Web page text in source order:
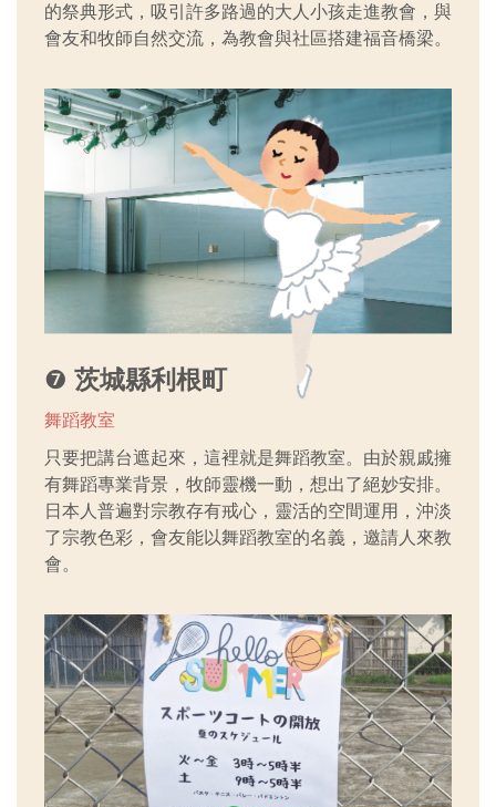
的祭典形式，吸引許多路過的大人小孩走進教會，與
會友和牧師自然交流，為教會與社區搭建福音橋梁。
❼ 茨城縣利根町
舞蹈教室
只要把講台遮起來，這裡就是舞蹈教室。由於親戚擁
有舞蹈專業背景，牧師靈機一動，想出了絕妙安排。
日本人普遍對宗教存有戒心，靈活的空間運用，沖淡
了宗教色彩，會友能以舞蹈教室的名義，邀請人來教
會。